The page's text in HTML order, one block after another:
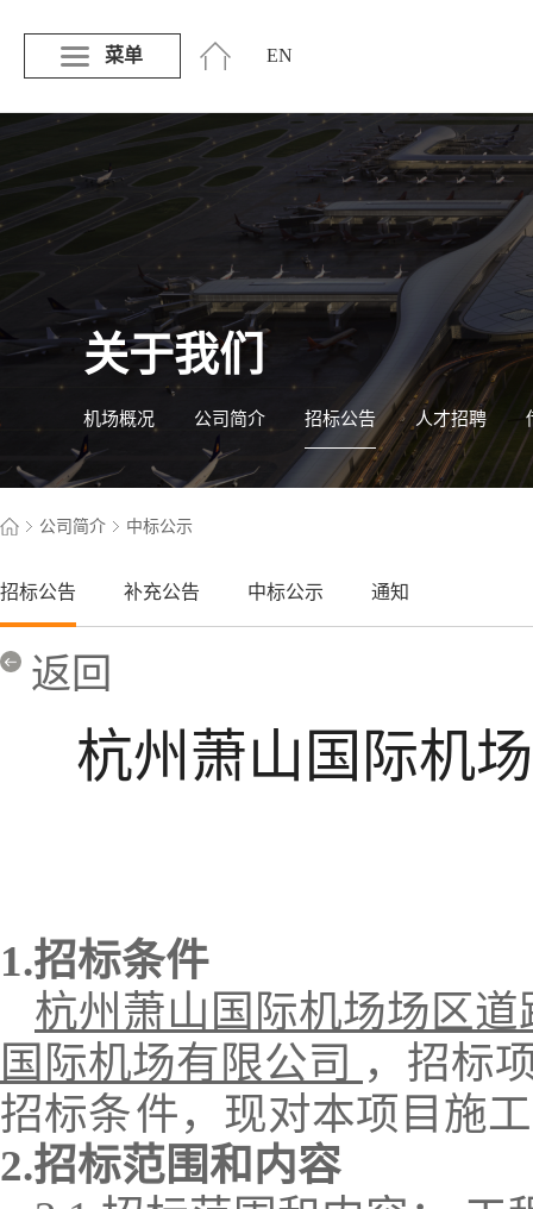
菜单 EN
关于我们
机场概况 公司简介 招标公告 人才招聘
公司简介 中标公示
招标公告 补充公告 中标公示 通知
返回
杭州萧山国际机
1.招标条件
杭州萧山国际机场场区
国际机场有限公司 ，招标
招标条件，现对本项目 施工
2.招标范围和内容